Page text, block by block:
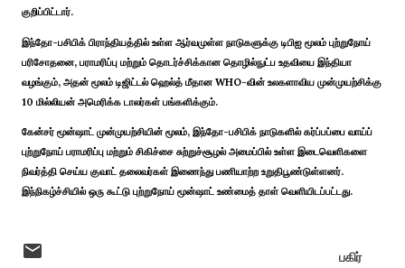
குறிப்பிட்டார்.
இந்தோ-பசிபிக் பிராந்தியத்தில் உள்ள ஆர்வமுள்ள நாடுகளுக்கு டிபிஐ மூலம் புற்றுநோய்
பரிசோதனை, பராமரிப்பு மற்றும் தொடர்ச்சிக்கான தொழில்நுட்ப உதவியை இந்தியா
வழங்கும், அதன் மூலம் டிஜிட்டல் ஹெல்த் மீதான WHO-வின் உலகளாவிய முன்முயற்சிக்கு
10 மில்லியன் அமெரிக்க டாலர்கள் பங்களிக்கும்.
கேன்சர் மூன்ஷாட் முன்முயற்சியின் மூலம், இந்தோ-பசிபிக் நாடுகளில் கர்ப்பப்பை வாய்ப்
புற்றுநோய் பராமரிப்பு மற்றும் சிகிச்சை சுற்றுச்சூழல் அமைப்பில் உள்ள இடைவெளிகளை
நிவர்த்தி செய்ய குவாட் தலைவர்கள் இணைந்து பணியாற்ற உறுதிபூண்டுள்ளனர்.
இந்நிகழ்ச்சியில் ஒரு கூட்டு புற்றுநோய் மூன்ஷாட் உண்மைத் தாள் வெளியிடப்பட்டது.
பகிர்